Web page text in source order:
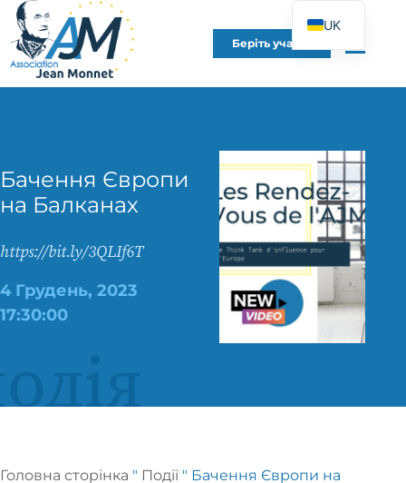
Беріть участь
Бачення Європи
на Балканах
https://bit.ly/3QLIf6T
4 Грудень, 2023
17:30:00
Головна сторінка " Події " Бачення Європи на
UK
FR
EN
PT
PL